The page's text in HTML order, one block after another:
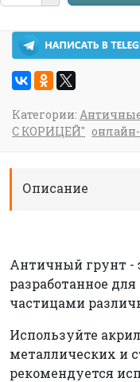
Категории:
С КОРИЦЕЙ"
Описание
Античный грунт -
разработанное
частицами
Используйте
металлических и
рекомендуется